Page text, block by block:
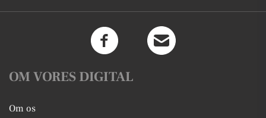
OM VORES DIGITAL
Om os